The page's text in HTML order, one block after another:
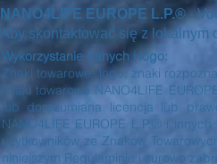
NANO4LIFE EUROPE L.P.®-
Aby skontaktować się z lokalnym
Wykorzystanie danych i logo:
Znaki towarowe, logo, znaki
znaki towarowe NANO4LIFE
lub dorozumiana licencja lub
NANO4LIFE EUROPE L.P.® i
użytkowników ze Znaków
niniejszym Regulaminie i surowo